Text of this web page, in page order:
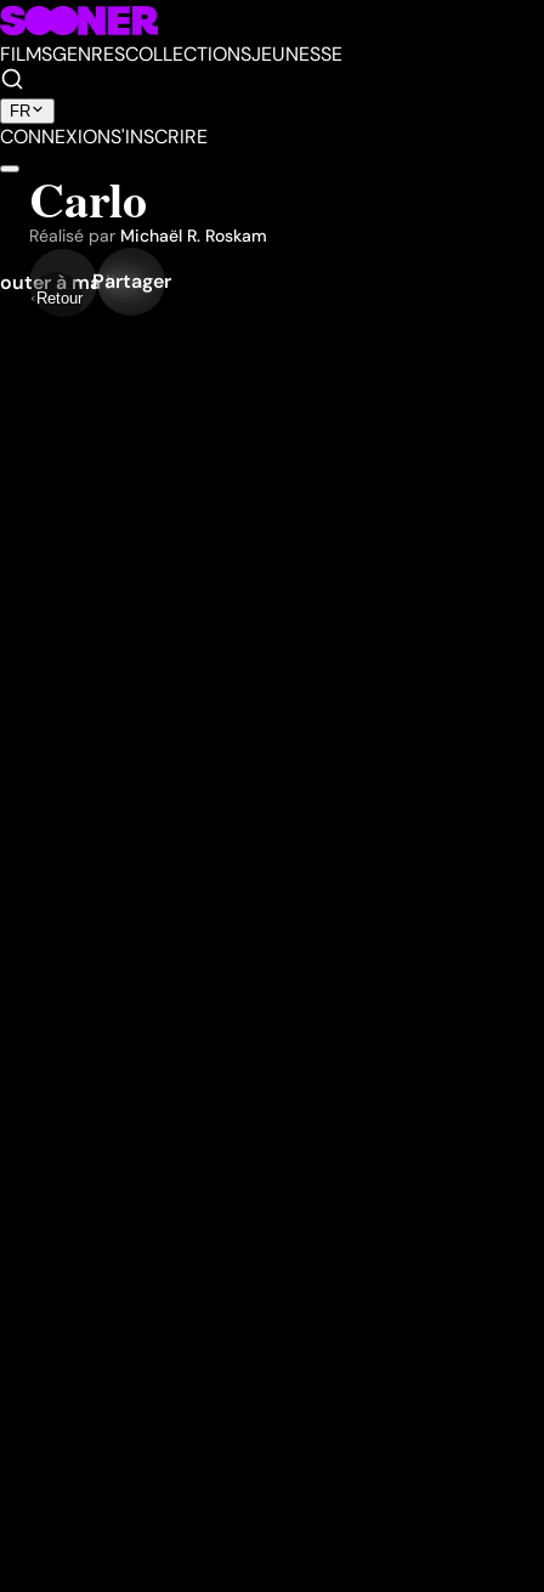
FILMSGENRESCOLLECTIONSJEUNESSE
FR
CONNEXIONS'INSCRIRE
Retour
Carlo
Réalisé par Michaël R. Roskam
à ma liste
Partager